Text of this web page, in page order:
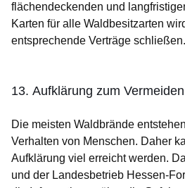
flächendeckenden und
Karten für alle Waldbesitzarten
entsprechende Verträge schließen.
13. Aufklärung zum
Die meisten Waldbrände
Verhalten von Menschen. Daher
Aufklärung viel erreicht werden.
und der Landesbetrieb Hessen-